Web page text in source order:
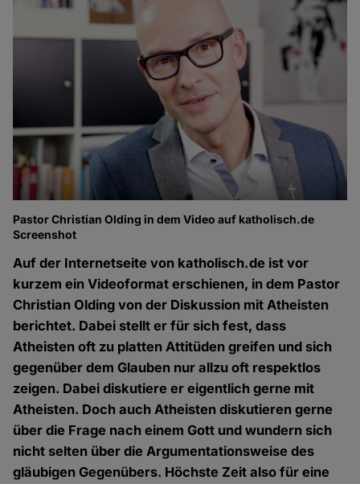
Pastor Christian Olding in dem Video auf katholisch.de
Screenshot
Auf der Internetseite von katholisch.de ist vor
kurzem ein Videoformat erschienen, in dem Pastor
Christian Olding von der Diskussion mit Atheisten
berichtet. Dabei stellt er für sich fest, dass
Atheisten oft zu platten Attitüden greifen und sich
gegenüber dem Glauben nur allzu oft respektlos
zeigen. Dabei diskutiere er eigentlich gerne mit
Atheisten. Doch auch Atheisten diskutieren gerne
über die Frage nach einem Gott und wundern sich
nicht selten über die Argumentationsweise des
gläubigen Gegenübers. Höchste Zeit also für eine